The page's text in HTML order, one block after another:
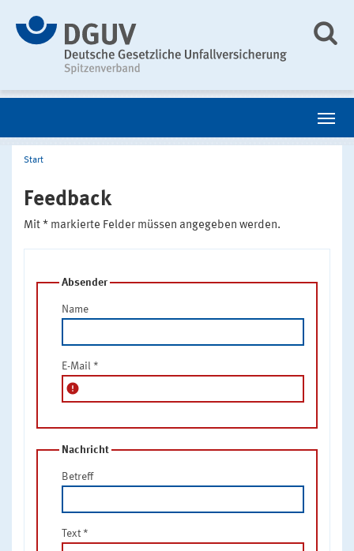
Start
Feedback
Mit * markierte Felder müssen angegeben werden.
Absender
Name
E-Mail *
error
Nachricht
Betreff
Text *